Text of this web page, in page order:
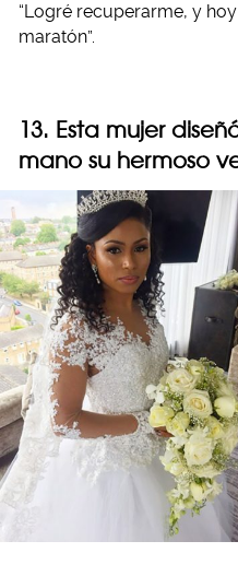
“Logré recuperarme, y
maratón”.
13. Esta mujer
mano su hermoso